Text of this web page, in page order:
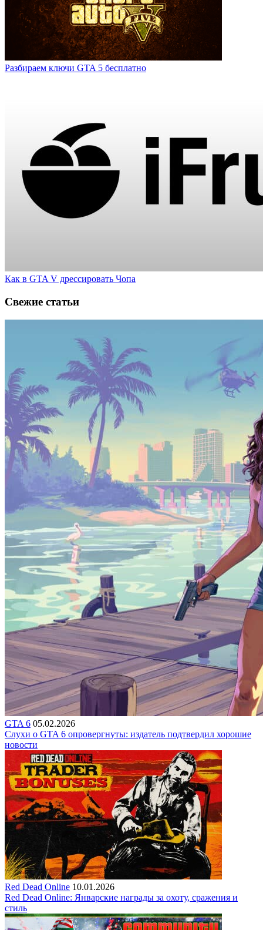
Разбираем ключи GTA 5 бесплатно
Как в GTA V дрессировать Чопа
Свежие статьи
GTA 6 05.02.2026
Слухи о GTA 6 опровергнуты: издатель подтвердил хорошие
новости
Red Dead Online 10.01.2026
Red Dead Online: Январские награды за охоту, сражения и
стиль